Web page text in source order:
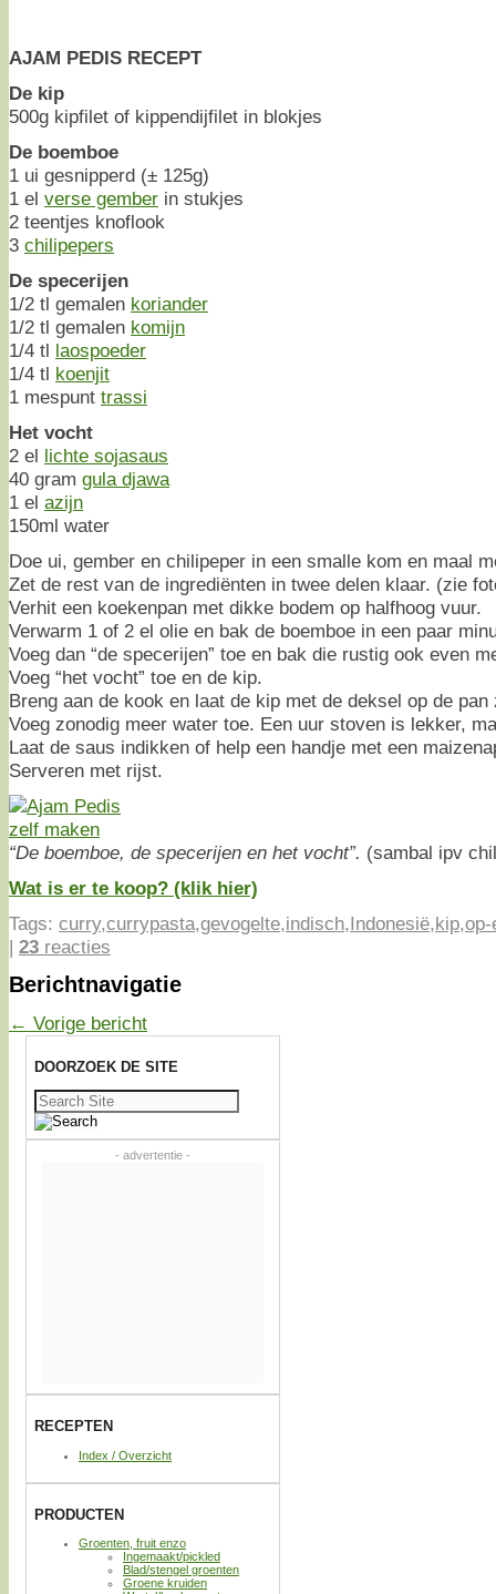
AJAM PEDIS RECEPT
De kip
500g kipfilet of kippendijfilet in blokjes
De boemboe
1 ui gesnipperd (± 125g)
1 el verse gember in stukjes
2 teentjes knoflook
3 chilipepers
De specerijen
1/2 tl gemalen koriander
1/2 tl gemalen komijn
1/4 tl laospoeder
1/4 tl koenjit
1 mespunt trassi
Het vocht
2 el lichte sojasaus
40 gram gula djawa
1 el azijn
150ml water
Doe ui, gember en chilipeper in een smalle kom en maal
Zet de rest van de ingrediënten in twee delen klaar. (zie
Verhit een koekenpan met dikke bodem op halfhoog vuur.
Verwarm 1 of 2 el olie en bak de boemboe in een paar
Voeg dan “de specerijen” toe en bak die rustig ook even
Voeg “het vocht” toe en de kip.
Breng aan de kook en laat de kip met de deksel op de
Voeg zonodig meer water toe. Een uur stoven is lekker,
Laat de saus indikken of help een handje met een
Serveren met rijst.
“De boemboe, de specerijen en het vocht”. (sambal ipv
Wat is er te koop? (klik hier)
Tags: curry,currypasta,gevogelte,indisch,Indonesië,kip,op-
| 23 reacties
Berichtnavigatie
← Vorige bericht
DOORZOEK DE SITE
Zoeken
naar:
- advertentie -
RECEPTEN
Index / Overzicht
PRODUCTEN
Groenten, fruit enzo
Ingemaakt/pickled
Blad/stengel groenten
Groene kruiden